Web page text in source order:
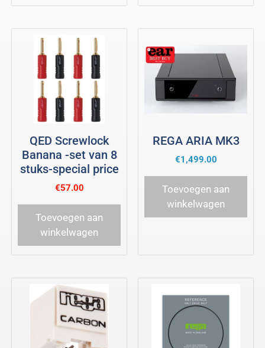
QED Screwlock
Banana -set van 8
stuks-special price
€57.00
Toevoegen aan
winkelwagen
REGA ARIA MK3
€1,499.00
Toevoegen aan
winkelwagen